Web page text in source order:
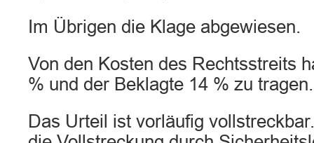
Im Übrigen die Klage abgewiesen.
Von den Kosten des Rechtsstreits
% und der Beklagte 14 % zu tragen.
Das Urteil ist vorläufig